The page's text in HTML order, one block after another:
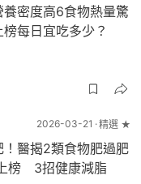
密度高6食物熱量驚
每日宜吃多少？
2026-03-21 精選 ★
！醫揭2類食物肥過肥
榜 3招健康減脂